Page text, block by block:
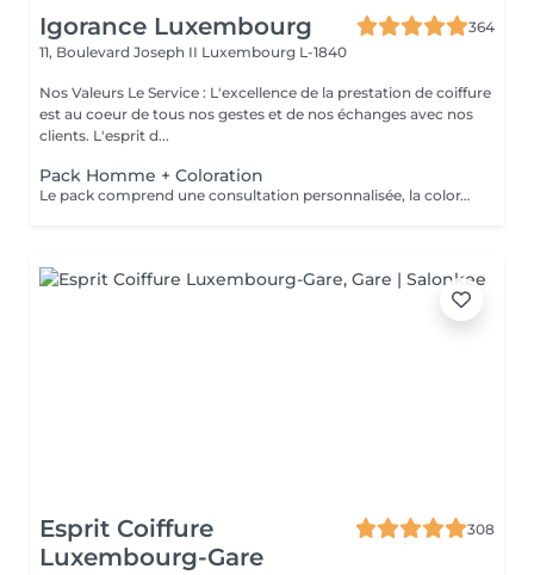
Igorance Luxembourg
364
11, Boulevard Joseph II Luxembourg L-1840
Nos Valeurs Le Service : L'excellence de la prestation de coiffure
est au coeur de tous nos gestes et de nos échanges avec nos
clients. L'esprit d...
Pack Homme + Coloration
Le pack comprend une consultation personnalisée, la coloration avec les produits LOREAL PROFESSIONNEL , shampooing et conditionneur spécifiques REDKEN , la coupe IGORANCE ( finitions sur cheveux secs) , les produits de styling REDKEN * Tarifs à titre indicatifs à confirmer après la consultation personnalisée établit auprès de votre coiffeur/stylist/spécialiste * La direction se réserve le droit d’apporter des modifications pour le bon fonctionnement du salon
Esprit Coiffure
Luxembourg-Gare
308